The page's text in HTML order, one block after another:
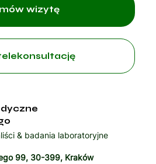
& badania laboratoryjne
99, 30-399, Kraków
wizytę